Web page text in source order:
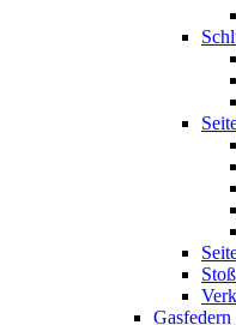
Gasfedern